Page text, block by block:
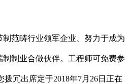
范畴行业领军企业、努力于成为
制业合做伙伴。工程师可免费参
拨冗出席定于2018年7月26日正在